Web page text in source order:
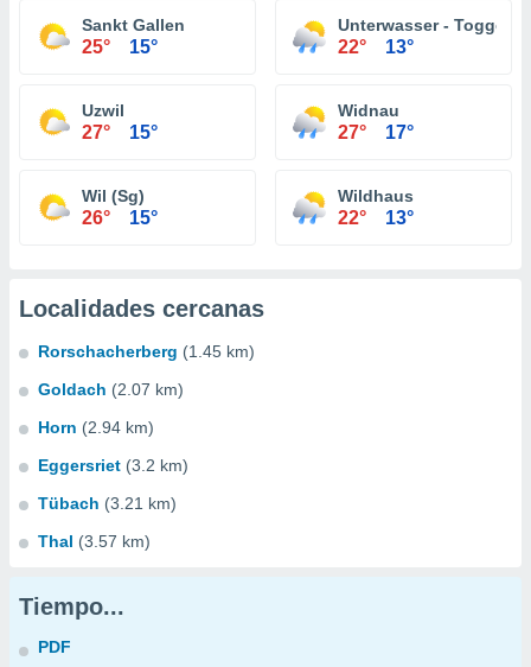
Sankt Gallen
25° 15°
Unterwasser -
22° 13°
Uzwil
27° 15°
Widnau
27° 17°
Wil (Sg)
26° 15°
Wildhaus
22° 13°
Localidades cercanas
Rorschacherberg (1.45 km)
Goldach (2.07 km)
Horn (2.94 km)
Eggersriet (3.2 km)
Tübach (3.21 km)
Thal (3.57 km)
Tiempo...
PDF